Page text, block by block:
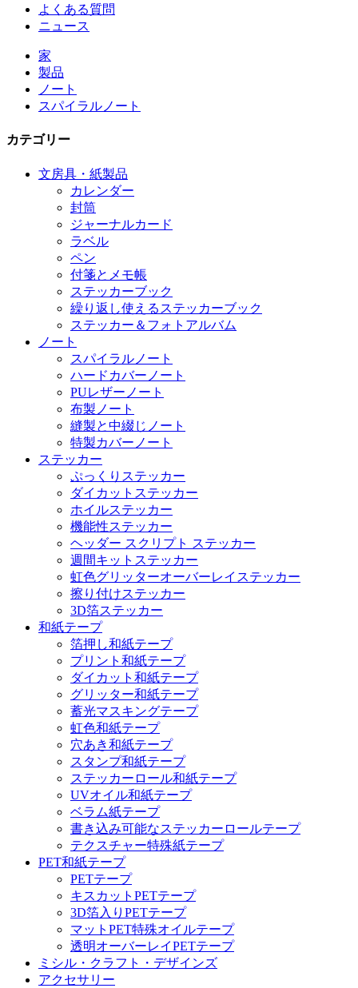
よくある質問
ニュース
家
製品
ノート
スパイラルノート
カテゴリー
文房具・紙製品
カレンダー
封筒
ジャーナルカード
ラベル
ペン
付箋とメモ帳
ステッカーブック
繰り返し使えるステッカーブック
ステッカー＆フォトアルバム
ノート
スパイラルノート
ハードカバーノート
PUレザーノート
布製ノート
縫製と中綴じノート
特製カバーノート
ステッカー
ぷっくりステッカー
ダイカットステッカー
ホイルステッカー
機能性ステッカー
ヘッダー スクリプト ステッカー
週間キットステッカー
虹色グリッターオーバーレイステッカー
擦り付けステッカー
3D箔ステッカー
和紙テープ
箔押し和紙テープ
プリント和紙テープ
ダイカット和紙テープ
グリッター和紙テープ
蓄光マスキングテープ
虹色和紙テープ
穴あき和紙テープ
スタンプ和紙テープ
ステッカーロール和紙テープ
UVオイル和紙テープ
ベラム紙テープ
書き込み可能なステッカーロールテープ
テクスチャー特殊紙テープ
PET和紙テープ
PETテープ
キスカットPETテープ
3D箔入りPETテープ
マットPET特殊オイルテープ
透明オーバーレイPETテープ
ミシル・クラフト・デザインズ
アクセサリー